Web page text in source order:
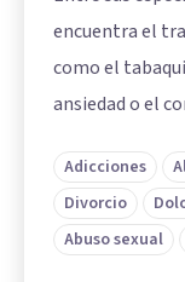
encuentra el
como el
ansiedad o el
Adicciones
Divorcio
Abuso sexual